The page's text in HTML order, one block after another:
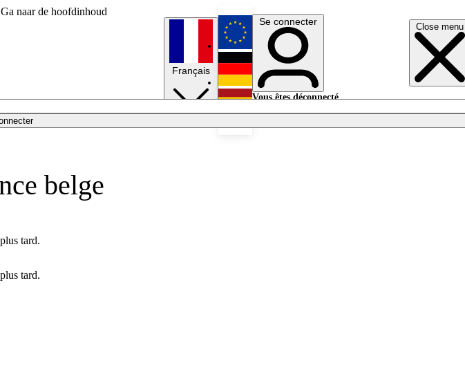
Ga naar de hoofdinhoud
Close menu
Français
English
Deutsch
Se connecter
Vous êtes déconnecté.
belge
tard.
tard.